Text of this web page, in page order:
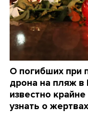
О погибших при
дрона на пляж
известно
узнать о